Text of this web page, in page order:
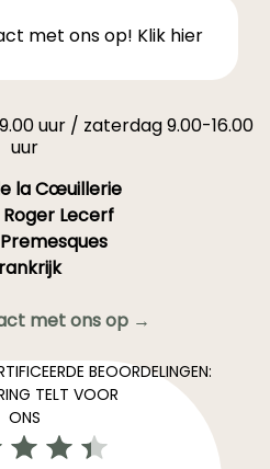
met ons op! Klik hier
uur / zaterdag 9.00-16.00
uur
la Cœuillerie
Roger Lecerf
met ons op →
BEOORDELINGEN:
TELT VOOR
ONS